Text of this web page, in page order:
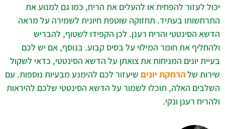
יכול לעזור להפחית או להעלים את הריח, כמו גם למנוע את
התרחשותו בעתיד. תחזוקה שוטפת חיונית לשמירה על מראה
הדשא הסינטטי והריח רענן. לכן הקפידו לשטוף, להבריש
ולהחליף את חומר המילוי על בסיס קבוע. בנוסף, אם יש לכם
בעיית יונים המניחות את צואתן על הדשא הסינטטי, כדאי לשקול
שירות שלהרחקת יונים שיעזור לכם להימנע מבעיות נוספות. עם
השלבים האלה, תוכלו לשמור על הדשא הסינטטי שלכם להיראות
ולהריח רענן ונקי.